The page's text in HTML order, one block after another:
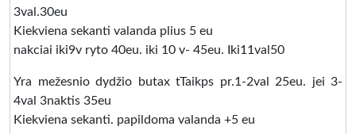
3val.30eu
Kiekviena sekanti valanda plius 5 eu
nakciai iki9v ryto 40eu. iki 10 v- 45eu. Iki11val50
Yra mežesnio dydžio butax tTaikps pr.1-2val 25eu. jei 3-
4val 3naktis 35eu
Kiekviena sekanti. papildoma valanda +5 eu